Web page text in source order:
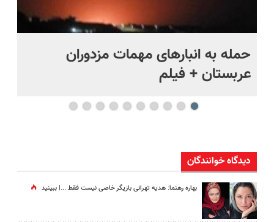
حمله به انبارهای مهمات مزدوران
عربستان + فیلم
دیدگاه خوانندگان
بهاره رهنما: هدیه تهرانی بازیگر خاصی نیست فقط ...|‌ ببینید